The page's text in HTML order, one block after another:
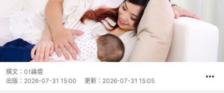
撰文： 01論壇
出版： 2026-07-31 15:00 更新： 2026-07-31 15:05